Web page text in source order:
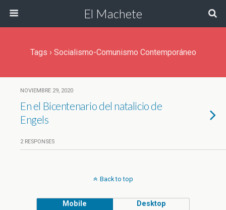
El Machete
Tags › Socialismo-Comunismo Contemporáneo
NOVIEMBRE 29, 2020
En el Bicentenario del natalicio de
Engels
2 RESPONSES
Back to top
Mobile Desktop